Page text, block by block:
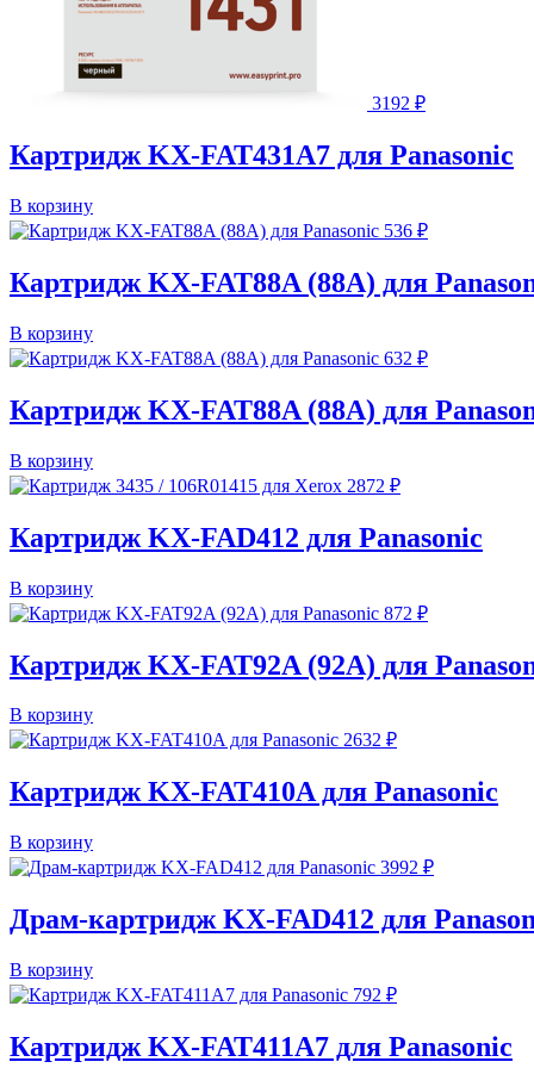
3192 ₽
Картридж KX-FAT431A7 для Panasonic
В корзину
536 ₽
Картридж KX-FAT88A (88A) для
В корзину
632 ₽
Картридж KX-FAT88A (88A) для
В корзину
2872 ₽
Картридж KX-FAD412 для Panasonic
В корзину
872 ₽
Картридж KX-FAT92A (92A) для
В корзину
2632 ₽
Картридж KX-FAT410A для Panasonic
В корзину
3992 ₽
Драм-картридж KX-FAD412 для
В корзину
792 ₽
Картридж KX-FAT411A7 для Panasonic